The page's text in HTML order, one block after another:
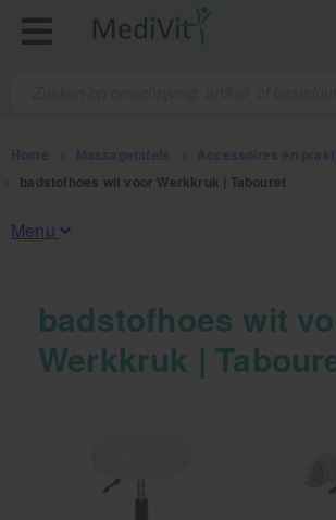
Home Massagetafels Accessoires en
badstofhoes wit voor Werkkruk | Tabouret
Menu
Fysiotherapieproducten
Verbruiksmaterialen
Elektrische massagetafels
badstofhoes wit
Werkkruk |